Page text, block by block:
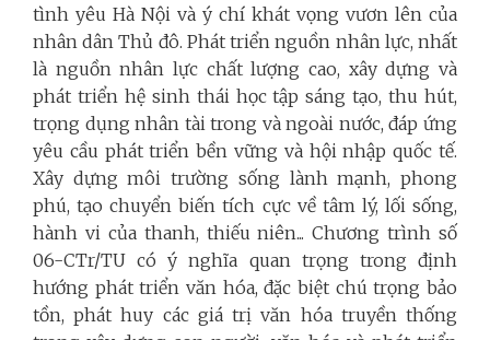
tình yêu Hà Nội và ý chí khát vọng vươn lên của
nhân dân Thủ đô. Phát triển nguồn nhân lực, nhất
là nguồn nhân lực chất lượng cao, xây dựng và
phát triển hệ sinh thái học tập sáng tạo, thu hút,
trọng dụng nhân tài trong và ngoài nước, đáp ứng
yêu cầu phát triển bền vững và hội nhập quốc tế.
Xây dựng môi trường sống lành mạnh, phong
phú, tạo chuyển biến tích cực về tâm lý, lối sống,
hành vi của thanh, thiếu niên... Chương trình số
06-CTr/TU có ý nghĩa quan trọng trong định
hướng phát triển văn hóa, đặc biệt chú trọng bảo
tồn, phát huy các giá trị văn hóa truyền thống